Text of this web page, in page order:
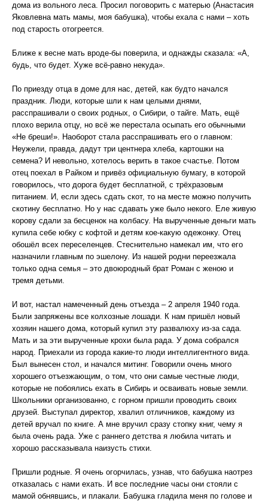
дома из вольного леса. Просил поговорить с матерью (Анастасия
Яковлевна мать мамы, моя бабушка), чтобы ехала с нами – хоть
под старость отогреется.
Ближе к весне мать вроде-бы поверила, и однажды сказала: «А,
будь, что будет. Хуже всё-равно некуда».
По приезду отца в доме для нас, детей, как будто начался
праздник. Люди, которые шли к нам целыми днями,
расспрашивали о своих родных, о Сибири, о тайге. Мать, ещё
плохо верила отцу, но всё же перестала осыпать его обычными
«Не бреши!». Наоборот стала расспрашивать его о главном:
Неужели, правда, дадут три центнера хлеба, картошки на
семена? И невольно, хотелось верить в такое счастье. Потом
отец поехал в Райком и привёз официальную бумагу, в которой
говорилось, что дорога будет бесплатной, с трёхразовым
питанием. И, если здесь сдать скот, то на месте можно получить
скотину бесплатно. Но у нас сдавать уже было некого. Еле живую
корову сдали за бесценок на колбасу. На вырученные деньги мать
купила себе юбку с кофтой и детям кое-какую одежонку. Отец
обошёл всех переселенцев. Стеснительно намекал им, что его
назначили главным по эшелону. Из нашей родни переезжала
только одна семья – это двоюродный брат Роман с женою и
тремя детьми.
И вот, настал намеченный день отъезда – 2 апреля 1940 года.
Были запряжены все колхозные лошади. К нам пришёл новый
хозяин нашего дома, который купил эту развалюху из-за сада.
Мать и за эти вырученные крохи была рада. У дома собрался
народ. Приехали из города какие-то люди интеллигентного вида.
Был вынесен стол, и начался митинг. Говорили очень много
хорошего отъезжающим, о том, что они самые честные люди,
которые не побоялись ехать в Сибирь и осваивать новые земли.
Школьники организованно, с горном пришли проводить своих
друзей. Выступал директор, хвалил отличников, каждому из
детей вручал по книге. А мне вручил сразу стопку книг, чему я
была очень рада. Уже с раннего детства я любила читать и
хорошо рассказывала наизусть стихи.
Пришли родные. Я очень огорчилась, узнав, что бабушка наотрез
отказалась с нами ехать. И все последние часы они стояли с
мамой обнявшись, и плакали. Бабушка гладила меня по голове и